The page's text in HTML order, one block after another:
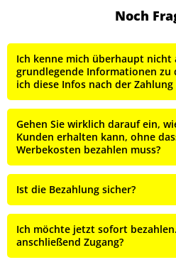
Noch
Ich kenne mich überhaupt nicht
grundlegende Informationen zu
ich diese Infos nach der
Gehen Sie wirklich darauf ein,
Kunden erhalten kann, ohne
Werbekosten bezahlen muss?
Ist die Bezahlung sicher?
Ich möchte jetzt sofort
anschließend Zugang?